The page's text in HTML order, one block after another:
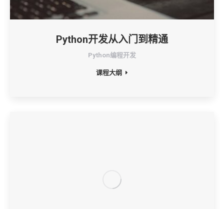
Python开发从入门到精通
Python编程开发
课程大纲